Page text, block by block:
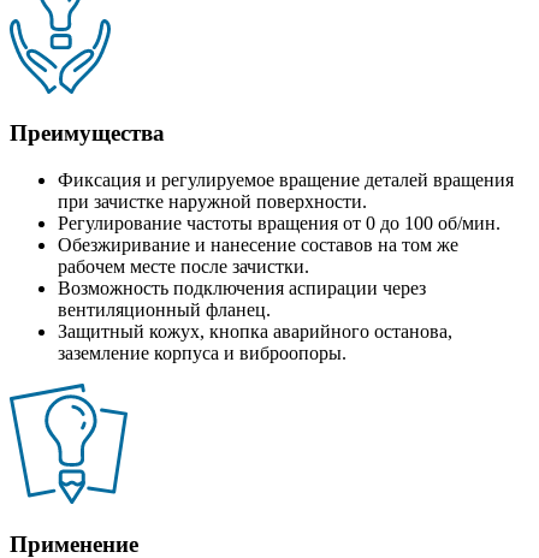
Преимущества
Фиксация и регулируемое вращение деталей вращения
при зачистке наружной поверхности.
Регулирование частоты вращения от 0 до 100 об/мин.
Обезжиривание и нанесение составов на том же
рабочем месте после зачистки.
Возможность подключения аспирации через
вентиляционный фланец.
Защитный кожух, кнопка аварийного останова,
заземление корпуса и виброопоры.
Применение